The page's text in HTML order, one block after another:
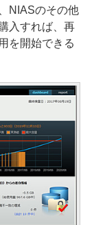
NIASのその他
入すれば、再
を開始できる